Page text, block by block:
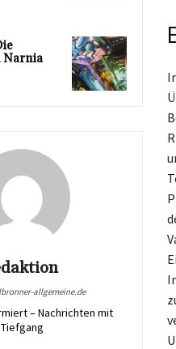
Narnia
allgemeine.de
– Nachrichten mit
Tiefgang